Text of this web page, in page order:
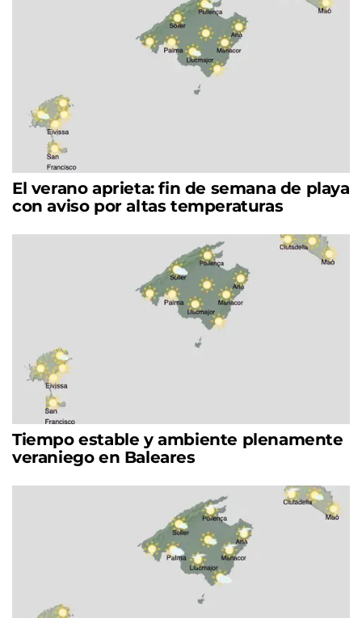
El verano aprieta: fin de semana de playa
con aviso por altas temperaturas
Tiempo estable y ambiente plenamente
veraniego en Baleares